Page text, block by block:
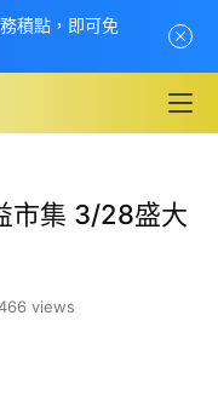
市集 3/28盛大
views
積點，即可免